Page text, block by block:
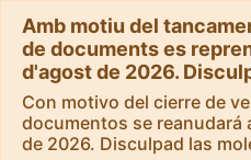
Amb motiu del
de documents es
d'agost de 2026.
Con motivo del cierre de
documentos se reanudará
de 2026. Disculpad las